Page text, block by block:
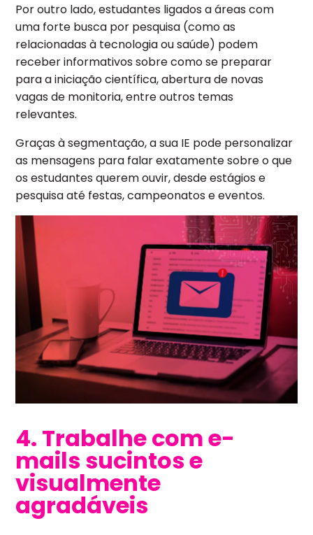
Por outro lado, estudantes ligados a áreas com
uma forte busca por pesquisa (como as
relacionadas à tecnologia ou saúde) podem
receber informativos sobre como se preparar
para a iniciação científica, abertura de novas
vagas de monitoria, entre outros temas
relevantes.
Graças à segmentação, a sua IE pode personalizar
as mensagens para falar exatamente sobre o que
os estudantes querem ouvir, desde estágios e
pesquisa até festas, campeonatos e eventos.
4. Trabalhe com e-
mails sucintos e
visualmente
agradáveis